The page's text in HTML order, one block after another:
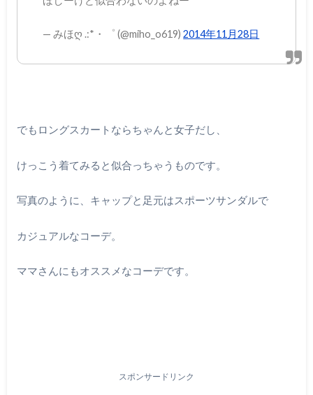
— みほღ .:*・゜ (@miho_o619)2014年11月28日
でもロングスカートならちゃんと女子だし、
けっこう着てみると似合っちゃうものです。
写真のように、キャップと足元はスポーツサンダルで
カジュアルなコーデ。
ママさんにもオススメなコーデです。
スポンサードリンク